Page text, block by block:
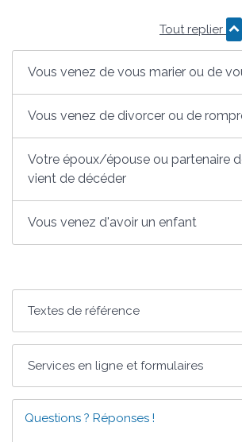
Tout replier
Vous venez de vous marier ou de
Vous venez de divorcer ou de
Votre époux/épouse ou partenaire
vient de décéder
Vous venez d'avoir un enfant
Textes de référence
Services en ligne et formulaires
Questions ? Réponses !